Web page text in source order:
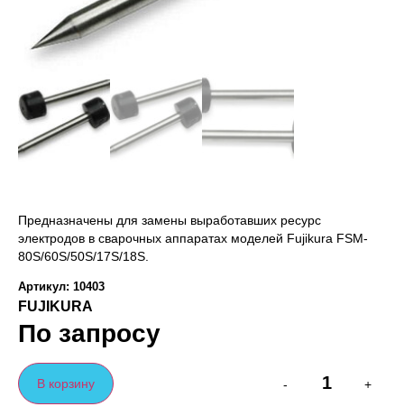
Предназначены для замены выработавших ресурс
электродов в сварочных аппаратах моделей Fujikura FSM-
80S/60S/50S/17S/18S.
Артикул: 10403
FUJIKURA
По запросу
- +
В корзину